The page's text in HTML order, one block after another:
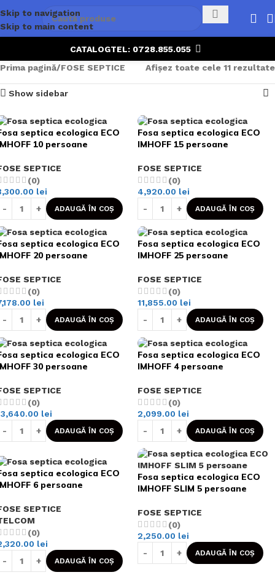
Skip to navigation
Skip to main content
CATALOGTEL: 0728.855.055
Prima pagină FOSE SEPTICE Afișez toate cele 11 rezultate
Show sidebar
septica ecologica ECO
10 persoane
SEPTICE
(0)
lei
ADAUGĂ ÎN COȘ
Fosa septica ecologica ECO
IMHOFF 15 persoane
FOSE SEPTICE
(0)
4,920.00 lei
ADAUGĂ ÎN COȘ
septica ecologica ECO
20 persoane
SEPTICE
(0)
lei
ADAUGĂ ÎN COȘ
Fosa septica ecologica ECO
IMHOFF 25 persoane
FOSE SEPTICE
(0)
11,855.00 lei
ADAUGĂ ÎN COȘ
septica ecologica ECO
30 persoane
SEPTICE
(0)
lei
ADAUGĂ ÎN COȘ
Fosa septica ecologica ECO
IMHOFF 4 persoane
FOSE SEPTICE
(0)
2,099.00 lei
ADAUGĂ ÎN COȘ
septica ecologica ECO
6 persoane
SEPTICE
(0)
lei
ADAUGĂ ÎN COȘ
Fosa septica ecologica ECO
IMHOFF SLIM 5 persoane
FOSE SEPTICE
(0)
2,250.00 lei
ADAUGĂ ÎN COȘ